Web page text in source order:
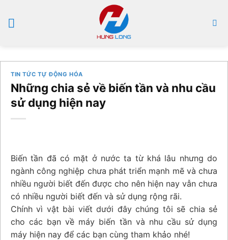
qua
nội
TIN TỨC TỰ ĐỘNG HÓA
Những chia sẻ về biến tần và nhu cầu
sử dụng hiện nay
Biến tần đã có mặt ở nước ta từ khá lâu nhưng do
ngành công nghiệp chưa phát triển mạnh mẽ và chưa
nhiều người biết đến được cho nên hiện nay vẫn chưa
có nhiều người biết đến và sử dụng rộng rãi.
Chính vì vật bài viết dưới đây chúng tôi sẽ chia sẻ
cho các bạn về máy biến tần và nhu cầu sử dụng
máy hiện nay để các bạn cùng tham khảo nhé!